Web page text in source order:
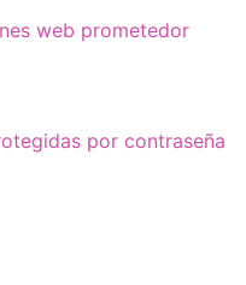
web prometedor
por contraseña